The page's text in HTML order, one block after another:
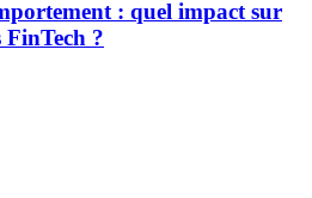
: quel impact sur
FinTech ?